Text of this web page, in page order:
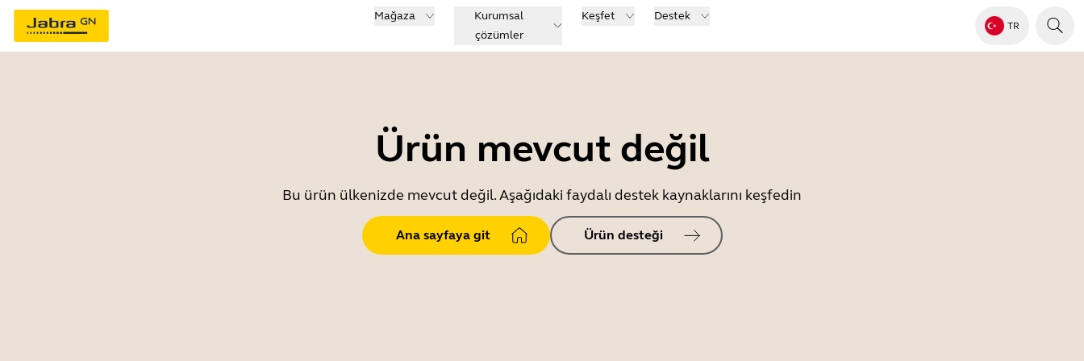
Mağaza
Kurumsal
çözümler
Keşfet Destek
TR
Ürün mevcut değil
Bu ürün ülkenizde mevcut değil. Aşağıdaki faydalı destek kaynaklarını keşfedin
Ana sayfaya git Ürün desteği